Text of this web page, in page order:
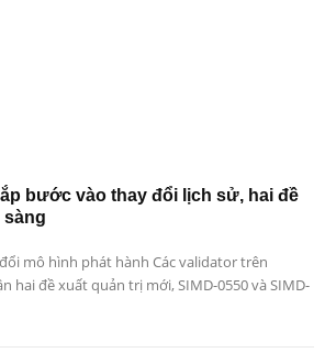
bước vào thay đổi lịch sử, hai đề
sàng
mô hình phát hành Các validator trên
hai đề xuất quản trị mới, SIMD-0550 và SIMD-